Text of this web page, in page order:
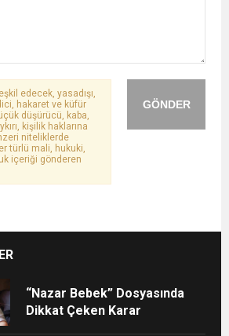
GÖNDER
edecek, yasadışı,
hakaret ve küfür
düşürücü, kaba,
kişilik haklarına
niteliklerde
türlü mali, hukuki,
içeriği gönderen
“Nazar Bebek” Dosyasında
Dikkat Çeken Karar